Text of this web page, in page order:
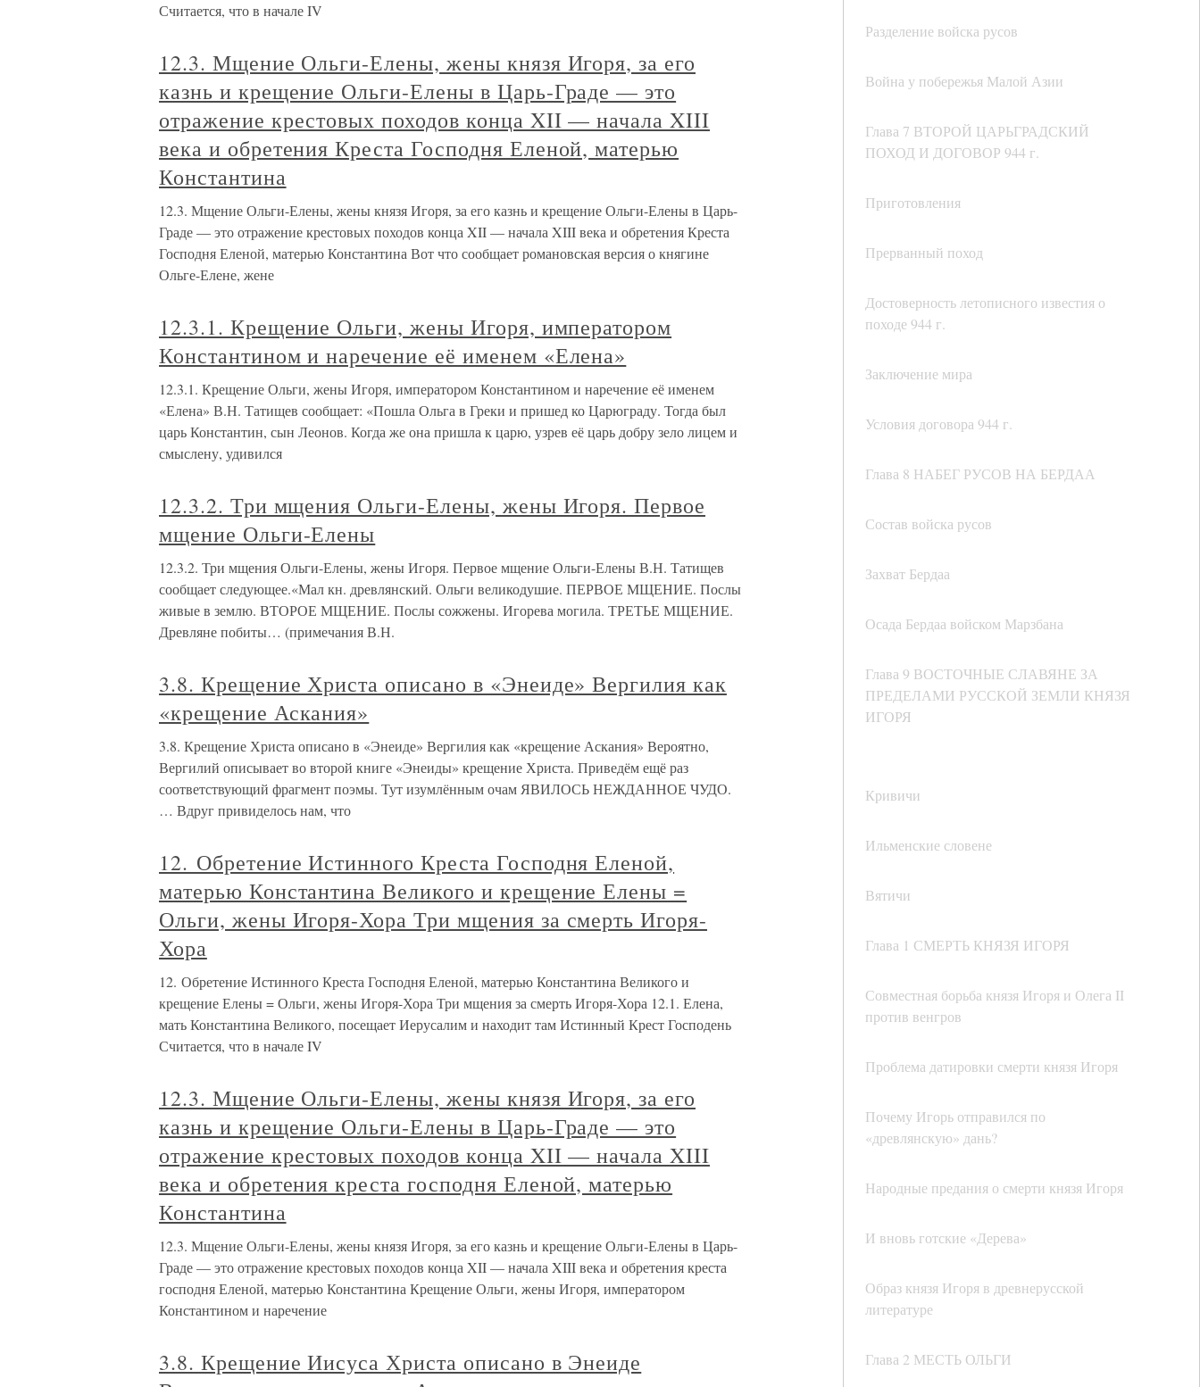
Разделение войска русов
Война у побережья Малой Азии
Глава 7 ВТОРОЙ ЦАРЬГРАДСКИЙ
ПОХОД И ДОГОВОР 944 г.
Приготовления
Прерванный поход
Достоверность летописного известия о
походе 944 г.
Заключение мира
Условия договора 944 г.
Глава 8 НАБЕГ РУСОВ НА БЕРДАА
Состав войска русов
Захват Бердаа
Осада Бердаа войском Марзбана
Глава 9 ВОСТОЧНЫЕ СЛАВЯНЕ ЗА
ПРЕДЕЛАМИ РУССКОЙ ЗЕМЛИ КНЯЗЯ
ИГОРЯ
Кривичи
Ильменские словене
Вятичи
Глава 1 СМЕРТЬ КНЯЗЯ ИГОРЯ
Совместная борьба князя Игоря и Олега II
против венгров
Проблема датировки смерти князя Игоря
Почему Игорь отправился по
«древлянскую» дань?
Народные предания о смерти князя Игоря
И вновь готские «Дерева»
Образ князя Игоря в древнерусской
литературе
Глава 2 МЕСТЬ ОЛЬГИ
Считается, что в начале IV
12.3. Мщение Ольги-Елены, жены князя Игоря, за его
казнь и крещение Ольги-Елены в Царь-Граде — это
отражение крестовых походов конца XII — начала XIII
века и обретения Креста Господня Еленой, матерью
Константина
12.3. Мщение Ольги-Елены, жены князя Игоря, за его казнь и крещение Ольги-Елены в Царь-
Граде — это отражение крестовых походов конца XII — начала XIII века и обретения Креста
Господня Еленой, матерью Константина Вот что сообщает романовская версия о княгине
Ольге-Елене, жене
12.3.1. Крещение Ольги, жены Игоря, императором
Константином и наречение её именем «Елена»
12.3.1. Крещение Ольги, жены Игоря, императором Константином и наречение её именем
«Елена» В.Н. Татищев сообщает: «Пошла Ольга в Греки и пришед ко Царюграду. Тогда был
царь Константин, сын Леонов. Когда же она пришла к царю, узрев её царь добру зело лицем и
смыслену, удивился
12.3.2. Три мщения Ольги-Елены, жены Игоря. Первое
мщение Ольги-Елены
12.3.2. Три мщения Ольги-Елены, жены Игоря. Первое мщение Ольги-Елены В.Н. Татищев
сообщает следующее.«Мал кн. древлянский. Ольги великодушие. ПЕРВОЕ МЩЕНИЕ. Послы
живые в землю. ВТОРОЕ МЩЕНИЕ. Послы сожжены. Игорева могила. ТРЕТЬЕ МЩЕНИЕ.
Древляне побиты… (примечания В.Н.
3.8. Крещение Христа описано в «Энеиде» Вергилия как
«крещение Аскания»
3.8. Крещение Христа описано в «Энеиде» Вергилия как «крещение Аскания» Вероятно,
Вергилий описывает во второй книге «Энеиды» крещение Христа. Приведём ещё раз
соответствующий фрагмент поэмы. Тут изумлённым очам ЯВИЛОСЬ НЕЖДАННОЕ ЧУДО.
… Вдруг привиделось нам, что
12. Обретение Истинного Креста Господня Еленой,
матерью Константина Великого и крещение Елены =
Ольги, жены Игоря-Хора Три мщения за смерть Игоря-
Хора
12. Обретение Истинного Креста Господня Еленой, матерью Константина Великого и
крещение Елены = Ольги, жены Игоря-Хора Три мщения за смерть Игоря-Хора 12.1. Елена,
мать Константина Великого, посещает Иерусалим и находит там Истинный Крест Господень
Считается, что в начале IV
12.3. Мщение Ольги-Елены, жены князя Игоря, за его
казнь и крещение Ольги-Елены в Царь-Граде — это
отражение крестовых походов конца XII — начала XIII
века и обретения креста господня Еленой, матерью
Константина
12.3. Мщение Ольги-Елены, жены князя Игоря, за его казнь и крещение Ольги-Елены в Царь-
Граде — это отражение крестовых походов конца XII — начала XIII века и обретения креста
господня Еленой, матерью Константина Крещение Ольги, жены Игоря, императором
Константином и наречение
3.8. Крещение Иисуса Христа описано в Энеиде